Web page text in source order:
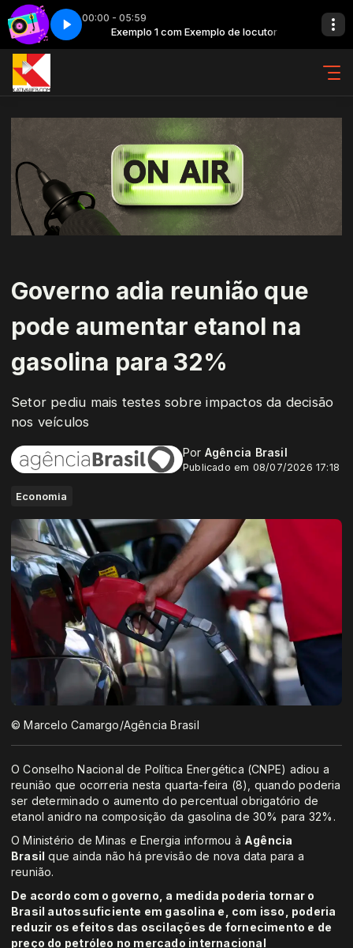
00:00 - 05:59
de locutor Exemplo 1 com Exemplo de locutor
Back in time - Parte 5
Governo adia reunião que
pode aumentar etanol na
gasolina para 32%
Setor pediu mais testes sobre impactos da decisão
nos veículos
Por Agência Brasil
Publicado em 08/07/2026 17:18
Economia
© Marcelo Camargo/Agência Brasil
O Conselho Nacional de Política Energética (CNPE) adiou a
reunião que ocorreria nesta quarta-feira (8), quando poderia
ser determinado o aumento do percentual obrigatório de
etanol anidro na composição da gasolina de 30% para 32%.
O Ministério de Minas e Energia informou à Agência
Brasil que ainda não há previsão de nova data para a
reunião.
De acordo com o governo, a medida poderia tornar o
Brasil autossuficiente em gasolina e, com isso, poderia
reduzir os efeitos das oscilações de fornecimento e de
preço do petróleo no mercado internacional